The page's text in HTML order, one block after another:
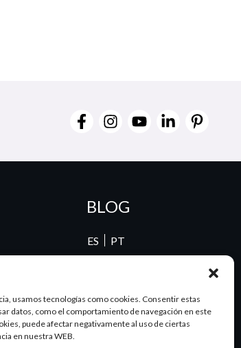
usamos tecnologías como cookies. Consentir estas
datos, como el comportamiento de navegación en este
puede afectar negativamente al uso de ciertas
en nuestra WEB.
BLOG
ES PT